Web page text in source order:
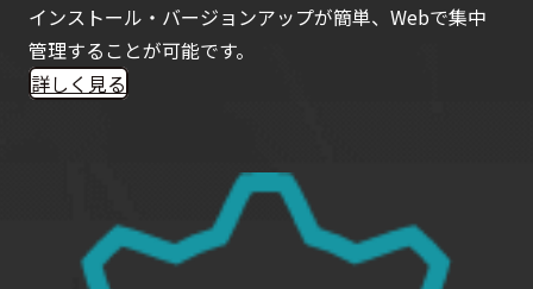
インストール・バージョンアップが簡単、Webで集中
管理することが可能です。
詳しく見る